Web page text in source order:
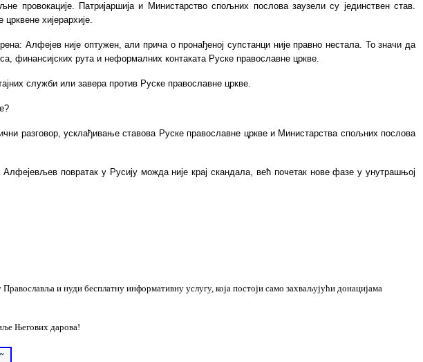
провокације. Патријаршија и Министарство спољних послова заузели су јединствен став.
хијерархије.
Алфејев није оптужен, али прича о пронађеној супстанци није правно нестала. То значи да
финансијских рута и неформалних контаката Руске православне цркве.
служби или завера против Руске православне цркве.
?
разговор, усклађивање ставова Руске православне цркве и Министарства спољних послова
повратак у Русију можда није крај скандала, већ почетак нове фазе у унутрашњој
Православља и нуди бесплатну информативнууслугу, којапостоји само захваљујући донацијама
Његових дарова!